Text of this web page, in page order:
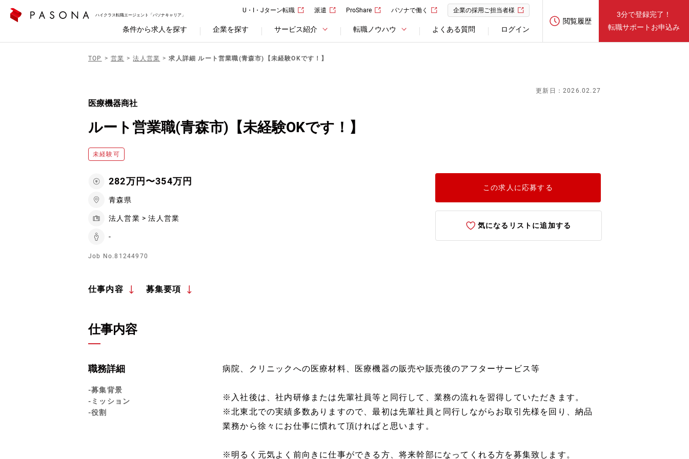
ハイクラス転職エージェント「パソナキャリア」
U・I・Jターン転職 派遣 ProShare パソナで働く 企業の採用ご担当者様
条件から求人を探す 企業を探す サービス紹介 転職ノウハウ よくある質問 ログイン
閲覧履歴
3分で登録完了！
転職サポートお申込み
TOP 営業 法人営業 求人詳細 ルート営業職(青森市)【未経験OKです！】
更新日：2026.02.27
医療機器商社
ルート営業職(青森市)【未経験OKです！】
未経験可
282万円〜354万円
青森県
法人営業 > 法人営業
-
Job No.81244970
この求人に応募する
気になるリストに追加する
仕事内容 募集要項
仕事内容
職務詳細
-募集背景
-ミッション
-役割
病院、クリニックへの医療材料、医療機器の販売や販売後のアフターサービス等
※入社後は、社内研修または先輩社員等と同行して、業務の流れを習得していただきます。
※北東北での実績多数ありますので、最初は先輩社員と同行しながらお取引先様を回り、納品
業務から徐々にお仕事に慣れて頂ければと思います。
※明るく元気よく前向きに仕事ができる方、将来幹部になってくれる方を募集致します。